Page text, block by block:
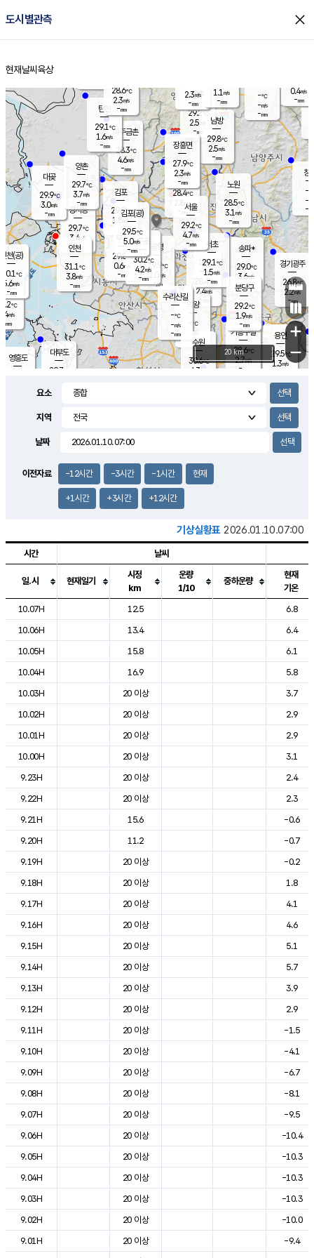
도시별관측 close
홈
현재날씨 육상
의도
℃
m/s
mm
영흥도
양주
29.2℃
2.5
-mm
과천
28.4℃
2.4m/s
- mm
용인
29.5℃
1.3m/s
경기광주
26.8℃
2.2m/s
-mm
3.6m/s
대부도
29.7
경서동
29.7℃
3.4 m/s
-mm
파주금촌
28.3℃
4.6m/s
-mm
-℃
-m/s
-mm
대곶
29.9℃
3.0m/s
-mm
창
-
-m/
-
탄현
29.1℃
1.6m/s
-mm
0.4m/s
-mm
의왕
- ℃
m/s
mm
김포
29.5℃
1.8 m/s
mm
광명
29.9 ℃
2.0 m/s
-mm
부천
29.8℃
0.6m/s
-mm
양촌
29.7℃
3.7m/s
-mm
구로
30.2℃
4.2m/s
-mm
은평
28.4℃
2.8 m/s
- mm
노원
28.5℃
3.1 m/s
-mm
송파*
29.0℃
3.6m/s
-mm
서초
29.1℃
1.5m/s
-mm
남방
29.8℃
2.5m/s
-mm
기흥구갈
28.6℃
2.7m/s
-
수리산길
-℃
-m/s
-mm
분당구
29.2℃
1.9m/s
-mm
장흥면
27.9℃
2.3m/s
-mm
2.3m/s
-mm
인천(공)
30.1℃
5.6m/s
-mm
김포(공)
29.5℃
5.0m/s
-mm
수원
30.6℃
4.3 m/s
인천
31.1℃
3.8m/s
-mm
서울
29.2℃
4.7m/s
-mm
28.6℃
2.3m/s
-mm
1.1 m/s
-mm
+
−
20 km
요소
지역
날짜
이전자료 -12시간 -3시간 -1시간 현재
+1시간 +3시간 +12시간
기상실황표 2026.01.10.07:00
도시별 기상실황표로 지점, 날씨, 기온, 강수, 바람, 기압등을 안내한 표입
시간 날씨
일.시 현재일기
시정
km
운량
1/10
중하운량
현재
기온
10.07H
12.5
6.8
10.06H
13.4
6.4
10.05H
15.8
6.1
10.04H
16.9
5.8
10.03H
20 이상
3.7
10.02H
20 이상
2.9
10.01H
20 이상
2.9
10.00H
20 이상
3.1
9.23H
20 이상
2.4
9.22H
20 이상
2.3
9.21H
15.6
-0.6
9.20H
11.2
-0.7
9.19H
20 이상
-0.2
9.18H
20 이상
1.8
9.17H
20 이상
4.1
9.16H
20 이상
4.6
9.15H
20 이상
5.1
9.14H
20 이상
5.7
9.13H
20 이상
3.9
9.12H
20 이상
2.9
9.11H
20 이상
-1.5
9.10H
20 이상
-4.1
9.09H
20 이상
-6.7
9.08H
20 이상
-8.1
9.07H
20 이상
-9.5
9.06H
20 이상
-10.4
9.05H
20 이상
-10.3
9.04H
20 이상
-10.3
9.03H
20 이상
-10.3
9.02H
20 이상
-10.0
9.01H
20 이상
-9.4